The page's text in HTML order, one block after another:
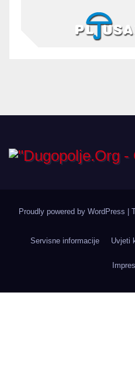
Proudly powered by WordPress
Servisne informacije Uvjeti